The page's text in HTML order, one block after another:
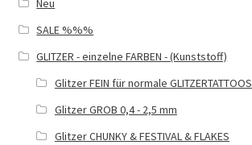
Neu
SALE %%%
GLITZER - einzelne FARBEN - (Kunststoff)
Glitzer FEIN für normale GLITZERTATTOOS
Glitzer GROB 0,4 - 2,5 mm
Glitzer CHUNKY & FESTIVAL & FLAKES